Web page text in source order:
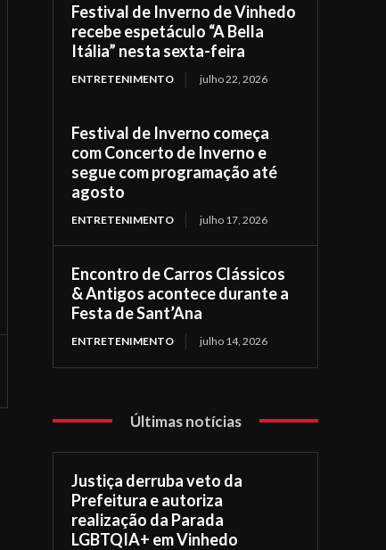
Festival de Inverno de Vinhedo
recebe espetáculo “A Bella
Itália” nesta sexta-feira
ENTRETENIMENTO julho 22, 2026
Festival de Inverno começa
com Concerto de Inverno e
segue com programação até
agosto
ENTRETENIMENTO julho 17, 2026
Encontro de Carros Clássicos
& Antigos acontece durante a
Festa de Sant’Ana
ENTRETENIMENTO julho 14, 2026
Últimas notícias
Justiça derruba veto da
Prefeitura e autoriza
realização da Parada
LGBTQIA+ em Vinhedo